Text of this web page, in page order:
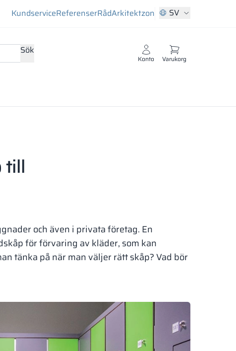
KundserviceReferenserRådArkitektzon SV
Sök
Konto Varukorg
till
och även i privata företag. En
för förvaring av kläder, som kan
tänka på när man väljer rätt skåp? Vad bör